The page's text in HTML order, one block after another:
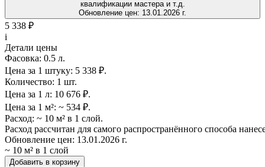
квалификации мастера и т.д.
Обновление цен: 13.01.2026 г.
5 338 ₽
i
Детали цены
Фасовка: 0.5 л.
Цена за 1 штуку: 5 338 ₽.
Количество: 1 шт.
Цена за 1 л: 10 676 ₽.
Цена за 1 м²: ~ 534 ₽.
Расход: ~ 10 м² в 1 слой.
Расход рассчитан для самого распространённого способа
Обновление цен: 13.01.2026 г.
~ 10 м² в 1 слой
Добавить в корзину